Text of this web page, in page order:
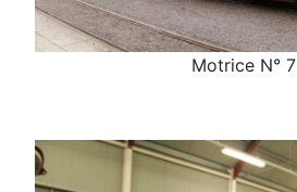
Motrice N° 7